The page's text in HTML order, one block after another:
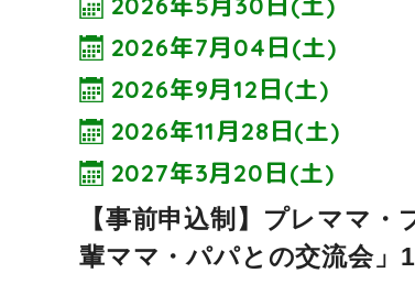
2026年7月04日(土)
2026年9月12日(土)
2026年11月28日(土)
2027年3月20日(土)
【事前申込制】プレママ
輩ママ・パパとの交流会」